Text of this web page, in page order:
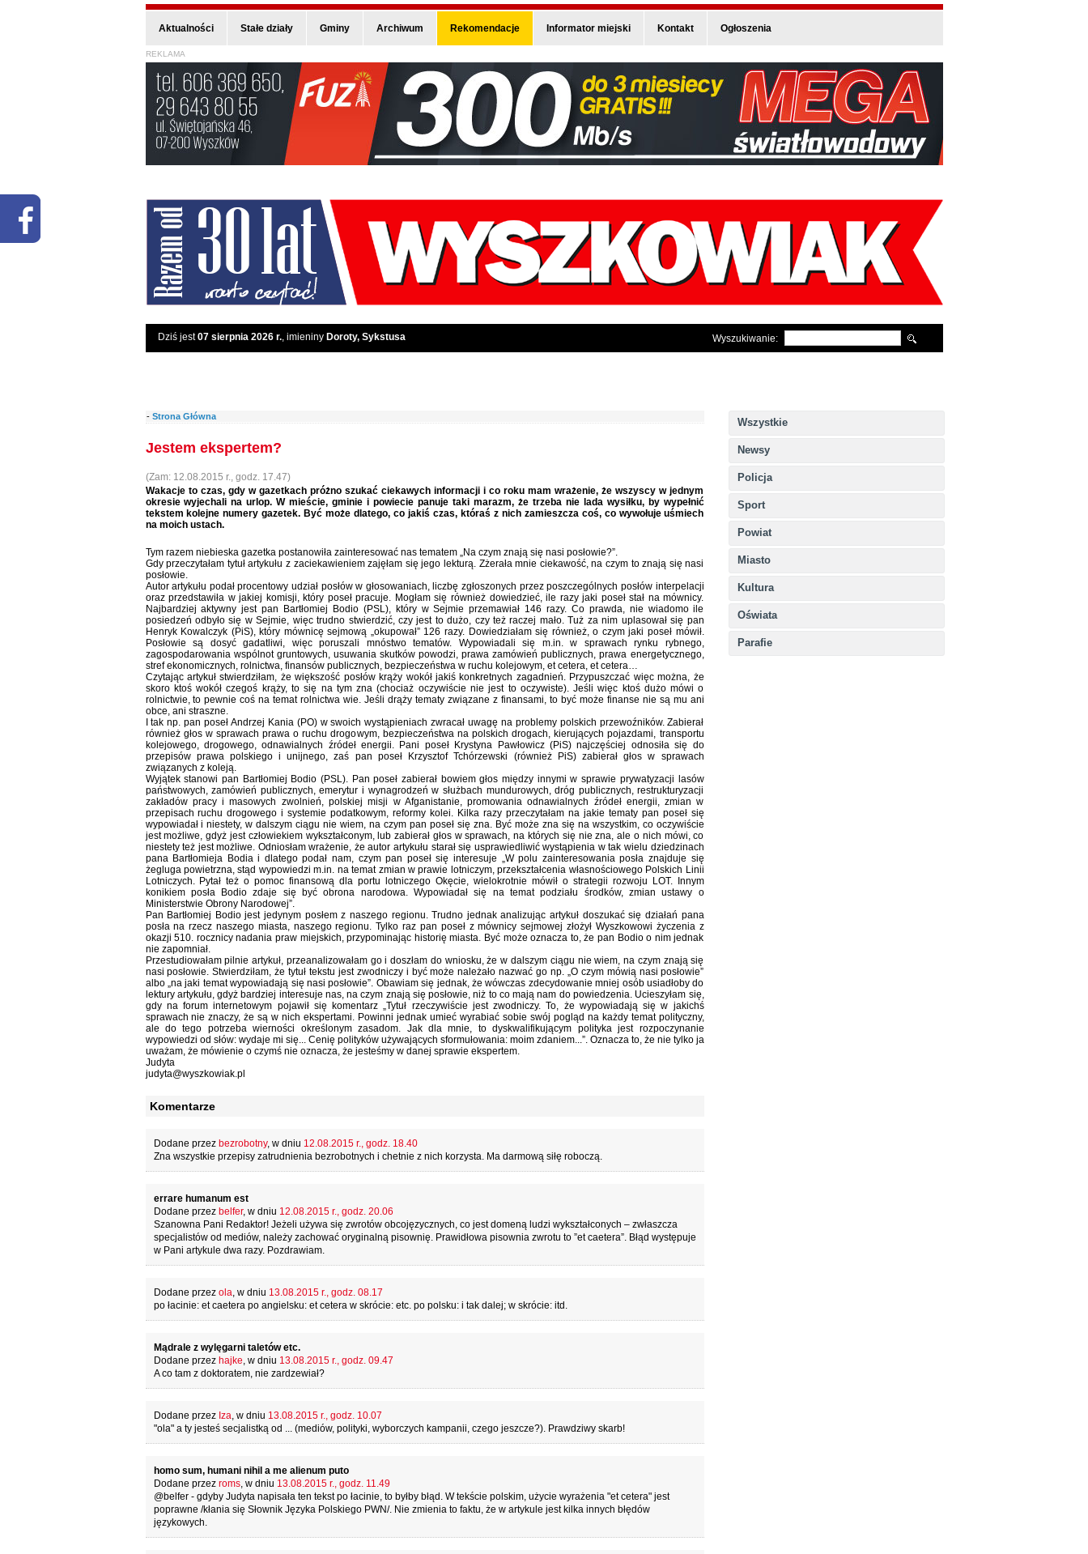
Aktualności Stałe działy Gminy Archiwum Rekomendacje Informator miejski Kontakt Ogłoszenia
REKLAMA
Dziś jest07 sierpnia 2026 r., imieniny Doroty, Sykstusa Wyszukiwanie:
Wszystkie
Newsy
Policja
Sport
Powiat
Miasto
Kultura
Oświata
Parafie
- Strona Główna
Jestem ekspertem?
(Zam: 12.08.2015 r., godz. 17.47)
Wakacje to czas, gdy w gazetkach próżno szukać ciekawych informacji i co roku mam wrażenie, że wszyscy w jednym
okresie wyjechali na urlop. W mieście, gminie i powiecie panuje taki marazm, że trzeba nie lada wysiłku, by wypełnić
tekstem kolejne numery gazetek. Być może dlatego, co jakiś czas, któraś z nich zamieszcza coś, co wywołuje uśmiech
na moich ustach.
Tym razem niebieska gazetka postanowiła zainteresować nas tematem „Na czym znają się nasi posłowie?”.
Gdy przeczytałam tytuł artykułu z zaciekawieniem zajęłam się jego lekturą. Zżerała mnie ciekawość, na czym to znają się nasi
posłowie.
Autor artykułu podał procentowy udział posłów w głosowaniach, liczbę zgłoszonych przez poszczególnych posłów interpelacji
oraz przedstawiła w jakiej komisji, który poseł pracuje. Mogłam się również dowiedzieć, ile razy jaki poseł stał na mównicy.
Najbardziej aktywny jest pan Bartłomiej Bodio (PSL), który w Sejmie przemawiał 146 razy. Co prawda, nie wiadomo ile
posiedzeń odbyło się w Sejmie, więc trudno stwierdzić, czy jest to dużo, czy też raczej mało. Tuż za nim uplasował się pan
Henryk Kowalczyk (PiS), który mównicę sejmową „okupował” 126 razy. Dowiedziałam się również, o czym jaki poseł mówił.
Posłowie są dosyć gadatliwi, więc poruszali mnóstwo tematów. Wypowiadali się m.in. w sprawach rynku rybnego,
zagospodarowania wspólnot gruntowych, usuwania skutków powodzi, prawa zamówień publicznych, prawa energetycznego,
stref ekonomicznych, rolnictwa, finansów publicznych, bezpieczeństwa w ruchu kolejowym, et cetera, et cetera…
Czytając artykuł stwierdziłam, że większość posłów krąży wokół jakiś konkretnych zagadnień. Przypuszczać więc można, że
skoro ktoś wokół czegoś krąży, to się na tym zna (chociaż oczywiście nie jest to oczywiste). Jeśli więc ktoś dużo mówi o
rolnictwie, to pewnie coś na temat rolnictwa wie. Jeśli drąży tematy związane z finansami, to być może finanse nie są mu ani
obce, ani straszne.
I tak np. pan poseł Andrzej Kania (PO) w swoich wystąpieniach zwracał uwagę na problemy polskich przewoźników. Zabierał
również głos w sprawach prawa o ruchu drogowym, bezpieczeństwa na polskich drogach, kierujących pojazdami, transportu
kolejowego, drogowego, odnawialnych źródeł energii. Pani poseł Krystyna Pawłowicz (PiS) najczęściej odnosiła się do
przepisów prawa polskiego i unijnego, zaś pan poseł Krzysztof Tchórzewski (również PiS) zabierał głos w sprawach
związanych z koleją.
Wyjątek stanowi pan Bartłomiej Bodio (PSL). Pan poseł zabierał bowiem głos między innymi w sprawie prywatyzacji lasów
państwowych, zamówień publicznych, emerytur i wynagrodzeń w służbach mundurowych, dróg publicznych, restrukturyzacji
zakładów pracy i masowych zwolnień, polskiej misji w Afganistanie, promowania odnawialnych źródeł energii, zmian w
przepisach ruchu drogowego i systemie podatkowym, reformy kolei. Kilka razy przeczytałam na jakie tematy pan poseł się
wypowiadał i niestety, w dalszym ciągu nie wiem, na czym pan poseł się zna. Być może zna się na wszystkim, co oczywiście
jest możliwe, gdyż jest człowiekiem wykształconym, lub zabierał głos w sprawach, na których się nie zna, ale o nich mówi, co
niestety też jest możliwe. Odniosłam wrażenie, że autor artykułu starał się usprawiedliwić wystąpienia w tak wielu dziedzinach
pana Bartłomieja Bodia i dlatego podał nam, czym pan poseł się interesuje „W polu zainteresowania posła znajduje się
żegluga powietrzna, stąd wypowiedzi m.in. na temat zmian w prawie lotniczym, przekształcenia własnościowego Polskich Linii
Lotniczych. Pytał też o pomoc finansową dla portu lotniczego Okęcie, wielokrotnie mówił o strategii rozwoju LOT. Innym
konikiem posła Bodio zdaje się być obrona narodowa. Wypowiadał się na temat podziału środków, zmian ustawy o
Ministerstwie Obrony Narodowej”.
Pan Bartłomiej Bodio jest jedynym posłem z naszego regionu. Trudno jednak analizując artykuł doszukać się działań pana
posła na rzecz naszego miasta, naszego regionu. Tylko raz pan poseł z mównicy sejmowej złożył Wyszkowowi życzenia z
okazji 510. rocznicy nadania praw miejskich, przypominając historię miasta. Być może oznacza to, że pan Bodio o nim jednak
nie zapomniał.
Przestudiowałam pilnie artykuł, przeanalizowałam go i doszłam do wniosku, że w dalszym ciągu nie wiem, na czym znają się
nasi posłowie. Stwierdziłam, że tytuł tekstu jest zwodniczy i być może należało nazwać go np. „O czym mówią nasi posłowie”
albo „na jaki temat wypowiadają się nasi posłowie”. Obawiam się jednak, że wówczas zdecydowanie mniej osób usiadłoby do
lektury artykułu, gdyż bardziej interesuje nas, na czym znają się posłowie, niż to co mają nam do powiedzenia. Ucieszyłam się,
gdy na forum internetowym pojawił się komentarz „Tytuł rzeczywiście jest zwodniczy. To, że wypowiadają się w jakichś
sprawach nie znaczy, że są w nich ekspertami. Powinni jednak umieć wyrabiać sobie swój pogląd na każdy temat polityczny,
ale do tego potrzeba wierności określonym zasadom. Jak dla mnie, to dyskwalifikującym polityka jest rozpoczynanie
wypowiedzi od słów: wydaje mi się... Cenię polityków używających sformułowania: moim zdaniem...”. Oznacza to, że nie tylko ja
uważam, że mówienie o czymś nie oznacza, że jesteśmy w danej sprawie ekspertem.
Judyta
judyta@wyszkowiak.pl
Komentarze
Dodane przez bezrobotny, w dniu 12.08.2015 r., godz. 18.40
Zna wszystkie przepisy zatrudnienia bezrobotnych i chetnie z nich korzysta. Ma darmową siłę roboczą.
errare humanum est
Dodane przez belfer, w dniu 12.08.2015 r., godz. 20.06
Szanowna Pani Redaktor! Jeżeli używa się zwrotów obcojęzycznych, co jest domeną ludzi wykształconych – zwłaszcza
specjalistów od mediów, należy zachować oryginalną pisownię. Prawidłowa pisownia zwrotu to ”et caetera”. Błąd występuje
w Pani artykule dwa razy. Pozdrawiam.
Dodane przez ola, w dniu 13.08.2015 r., godz. 08.17
po łacinie: et caetera po angielsku: et cetera w skrócie: etc. po polsku: i tak dalej; w skrócie: itd.
Mądrale z wylęgarni taletów etc.
Dodane przez hajke, w dniu 13.08.2015 r., godz. 09.47
A co tam z doktoratem, nie zardzewiał?
Dodane przez Iza, w dniu 13.08.2015 r., godz. 10.07
"ola" a ty jesteś secjalistką od ... (mediów, polityki, wyborczych kampanii, czego jeszcze?). Prawdziwy skarb!
homo sum, humani nihil a me alienum puto
Dodane przez roms, w dniu 13.08.2015 r., godz. 11.49
@belfer - gdyby Judyta napisała ten tekst po łacinie, to byłby błąd. W tekście polskim, użycie wyrażenia "et cetera" jest
poprawne /kłania się Słownik Języka Polskiego PWN/. Nie zmienia to faktu, że w artykule jest kilka innych błędów
językowych.